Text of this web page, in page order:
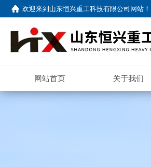
欢迎来到 山东恒兴重工科技有限公司网站 ！
网站首页 关于我们